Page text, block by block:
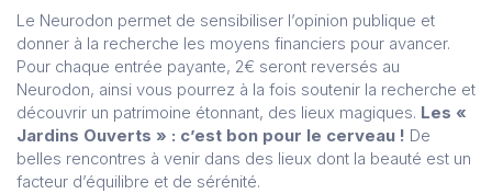
Le Neurodon permet de sensibiliser l’opinion publique et
donner à la recherche les moyens financiers pour avancer.
Pour chaque entrée payante, 2€ seront reversés au
Neurodon, ainsi vous pourrez à la fois soutenir la recherche et
découvrir un patrimoine étonnant, des lieux magiques. Les «
Jardins Ouverts » : c’est bon pour le cerveau ! De
belles rencontres à venir dans des lieux dont la beauté est un
facteur d’équilibre et de sérénité.